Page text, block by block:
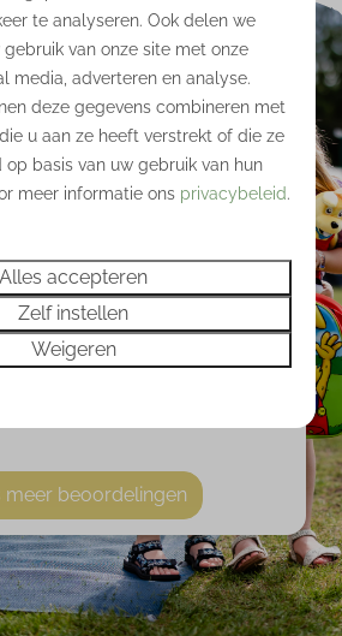
9,1 / 10 ⭐
meivakantie gehad op deze
van het zwembad, het ijs,
de gastvrijheid! We hebben ook
gehad met het weer. Wij
zeker terug!"
op
meer beoordelingen
te analyseren. Ook delen we
van onze site met onze
media, adverteren en analyse.
deze gegevens combineren met
u aan ze heeft verstrekt of die ze
op basis van uw gebruik van hun
meer informatie ons privacybeleid.
Alles accepteren
Zelf instellen
Weigeren